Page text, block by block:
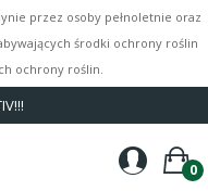
przez osoby pełnoletnie oraz
środki ochrony roślin
ochrony roślin.
0